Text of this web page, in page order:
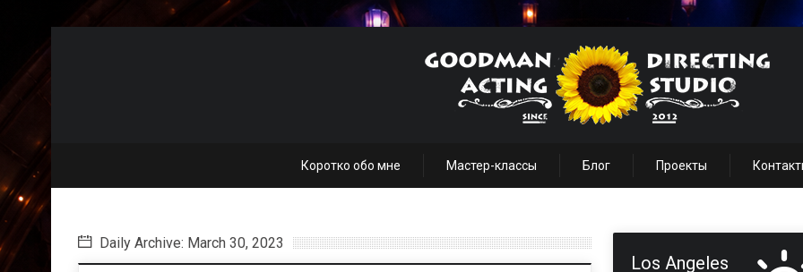
Коротко обо мне Мастер-классы Блог Проекты
Daily Archive: March 30, 2023
Los Angeles